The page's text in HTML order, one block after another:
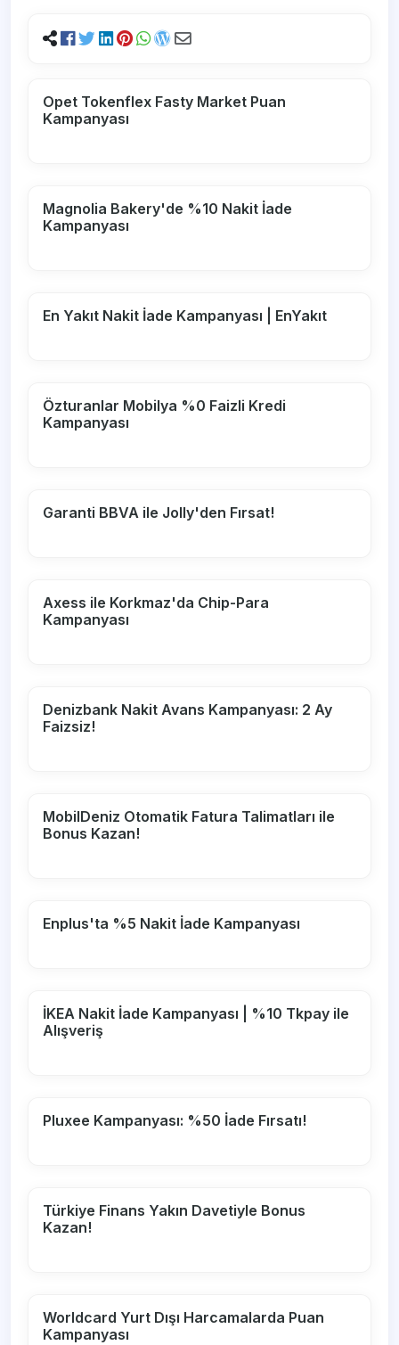
Opet Tokenflex Fasty Market Puan
Kampanyası
Magnolia Bakery'de %10 Nakit İade
Kampanyası
En Yakıt Nakit İade Kampanyası | EnYakıt
Özturanlar Mobilya %0 Faizli Kredi
Kampanyası
Garanti BBVA ile Jolly'den Fırsat!
Axess ile Korkmaz'da Chip-Para
Kampanyası
Denizbank Nakit Avans Kampanyası: 2 Ay
Faizsiz!
MobilDeniz Otomatik Fatura Talimatları ile
Bonus Kazan!
Enplus'ta %5 Nakit İade Kampanyası
İKEA Nakit İade Kampanyası | %10 Tkpay ile
Alışveriş
Pluxee Kampanyası: %50 İade Fırsatı!
Türkiye Finans Yakın Davetiyle Bonus
Kazan!
Worldcard Yurt Dışı Harcamalarda Puan
Kampanyası